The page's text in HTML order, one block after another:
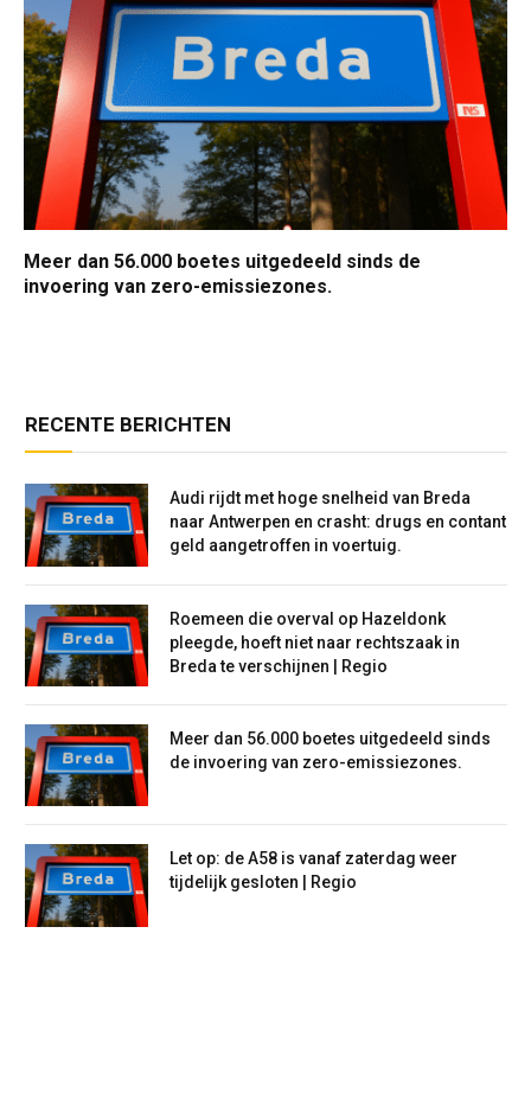
Meer dan 56.000 boetes uitgedeeld sinds de
invoering van zero-emissiezones.
RECENTE BERICHTEN
Audi rijdt met hoge snelheid van Breda
naar Antwerpen en crasht: drugs en contant
geld aangetroffen in voertuig.
Roemeen die overval op Hazeldonk
pleegde, hoeft niet naar rechtszaak in
Breda te verschijnen | Regio
Meer dan 56.000 boetes uitgedeeld sinds
de invoering van zero-emissiezones.
Let op: de A58 is vanaf zaterdag weer
tijdelijk gesloten | Regio